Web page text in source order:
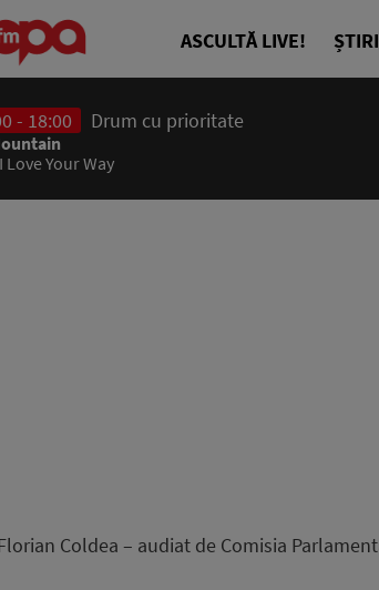
ASCULTĂ LIVE!
- 18:00 Drum cu prioritate
Love Your Way
Coldea – audiat de Comisia